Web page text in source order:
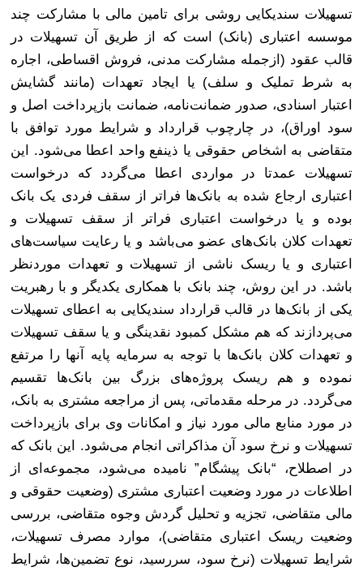
تسهیلات سندیکایی روشی برای تامین مالی با مشارکت چند
موسسه اعتباری (بانک) است که از طریق آن تسهیلات در
قالب عقود (ازجمله مشارکت مدنی، فروش اقساطی، اجاره
به شرط تملیک و سلف) یا ایجاد تعهدات (مانند گشایش
اعتبار اسنادی، صدور ضمانت‌نامه، ضمانت بازپرداخت اصل و
سود اوراق)، در چارچوب قرارداد و شرایط مورد توافق با
متقاضی به اشخاص حقوقی یا ذینفع واحد اعطا می‌شود. این
تسهیلات عمدتا در مواردی اعطا می‌گردد که درخواست
اعتباری ارجاع شده به بانک‌ها فراتر از سقف فردی یک بانک
بوده و یا درخواست اعتباری فراتر از سقف تسهیلات و
تعهدات کلان بانک‌های عضو می‌باشد و یا رعایت سیاست‌های
اعتباری و یا ریسک ناشی از تسهیلات و تعهدات موردنظر
باشد. در این روش، چند بانک با همکاری یکدیگر و با رهبریت
یکی از بانک‌ها در قالب قرارداد سندیکایی به اعطای تسهیلات
می‌پردازند که هم مشکل کمبود نقدینگی و یا سقف تسهیلات
و تعهدات کلان بانک‌ها با توجه به سرمایه پایه آنها را مرتفع
نموده و هم ریسک پروژه‌های بزرگ بین بانک‌ها تقسیم
می‌گردد. در مرحله مقدماتی، پس از مراجعه مشتری به بانک،
در مورد منابع مالی مورد نیاز و امکانات وی برای بازپرداخت
تسهیلات و نرخ سود آن مذاکراتی انجام می‌شود. این بانک که
در اصطلاح، “بانک پیشگام” نامیده می‌شود، مجموعه‌ای از
اطلاعات در مورد وضعیت اعتباری مشتری (وضعیت حقوقی و
مالی متقاضی، تجزیه و تحلیل گردش وجوه متقاضی، بررسی
وضعیت ریسک اعتباری متقاضی)، موارد مصرف تسهیلات،
شرایط تسهیلات (نرخ سود، سررسید، نوع تضمین‌ها، شرایط